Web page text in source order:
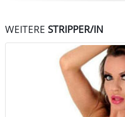
WEITERE STRIPPER/IN